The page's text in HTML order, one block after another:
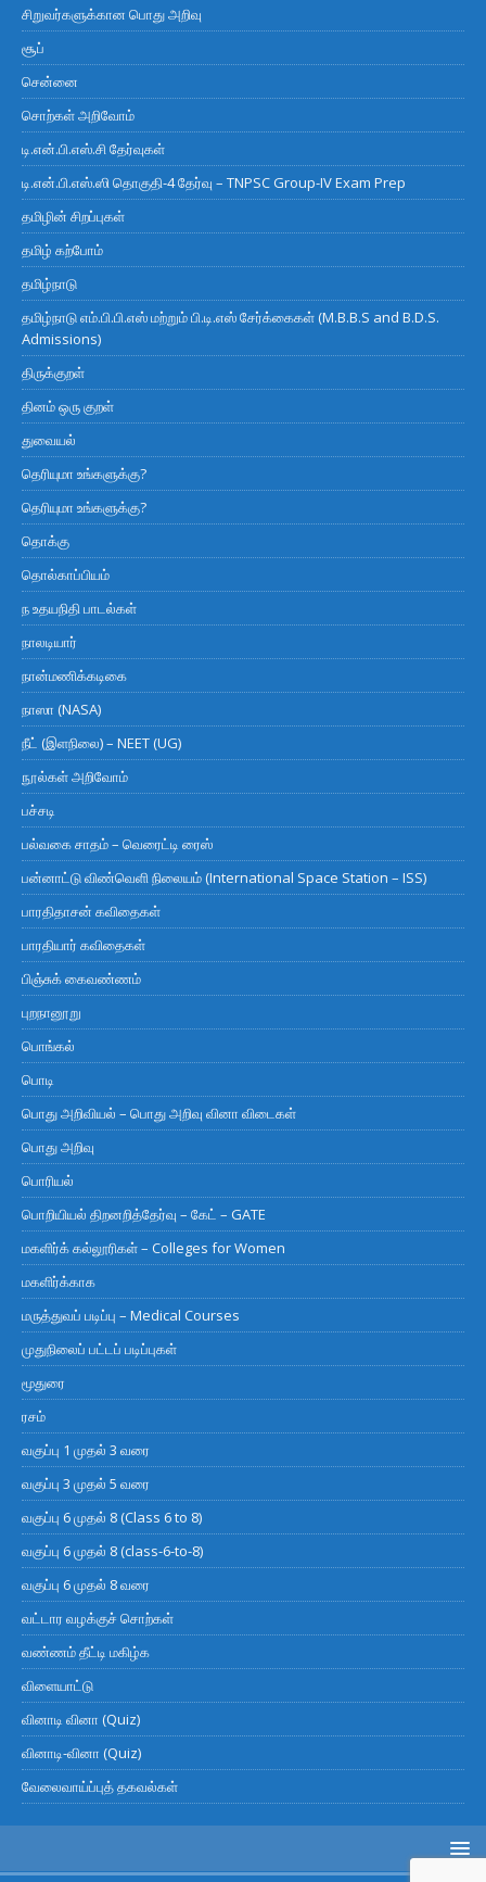
சிறுவர்களுக்கான பொது அறிவு
சூப்
சென்னை
சொற்கள் அறிவோம்
டி.என்.பி.எஸ்.சி தேர்வுகள்
டி.என்.பி.எஸ்.ஸி தொகுதி-4 தேர்வு – TNPSC Group-IV Exam Prep
தமிழின் சிறப்புகள்
தமிழ் கற்போம்
தமிழ்நாடு
தமிழ்நாடு எம்.பி.பி.எஸ் மற்றும் பி.டி.எஸ் சேர்க்கைகள் (M.B.B.S and B.D.S.
Admissions)
திருக்குறள்
தினம் ஒரு குறள்
துவையல்
தெரியுமா உங்களுக்கு?
தெரியுமா உங்களுக்கு?
தொக்கு
தொல்காப்பியம்
ந உதயநிதி பாடல்கள்
நாலடியார்
நான்மணிக்கடிகை
நாஸா (NASA)
நீட் (இளநிலை) – NEET (UG)
நூல்கள் அறிவோம்
பச்சடி
பல்வகை சாதம் – வெரைட்டி ரைஸ்
பன்னாட்டு விண்வெளி நிலையம் (International Space Station – ISS)
பாரதிதாசன் கவிதைகள்
பாரதியார் கவிதைகள்
பிஞ்சுக் கைவண்ணம்
புறநானூறு
பொங்கல்
பொடி
பொது அறிவியல் – பொது அறிவு வினா விடைகள்
பொது அறிவு
பொரியல்
பொறியியல் திறனறித்தேர்வு – கேட் – GATE
மகளிர்க் கல்லூரிகள் – Colleges for Women
மகளிர்க்காக
மருத்துவப் படிப்பு – Medical Courses
முதுநிலைப் பட்டப் படிப்புகள்
மூதுரை
ரசம்
வகுப்பு 1 முதல் 3 வரை
வகுப்பு 3 முதல் 5 வரை
வகுப்பு 6 முதல் 8 (Class 6 to 8)
வகுப்பு 6 முதல் 8 (class-6-to-8)
வகுப்பு 6 முதல் 8 வரை
வட்டார வழக்குச் சொற்கள்
வண்ணம் தீட்டி மகிழ்க
விளையாட்டு
வினாடி வினா (Quiz)
வினாடி-வினா (Quiz)
வேலைவாய்ப்புத் தகவல்கள்